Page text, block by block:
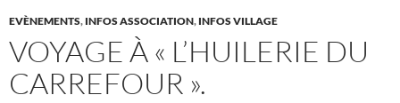
EVÈNEMENTS, INFOS ASSOCIATION, INFOS VILLAGE
VOYAGE À « L’HUILERIE DU
CARREFOUR ».